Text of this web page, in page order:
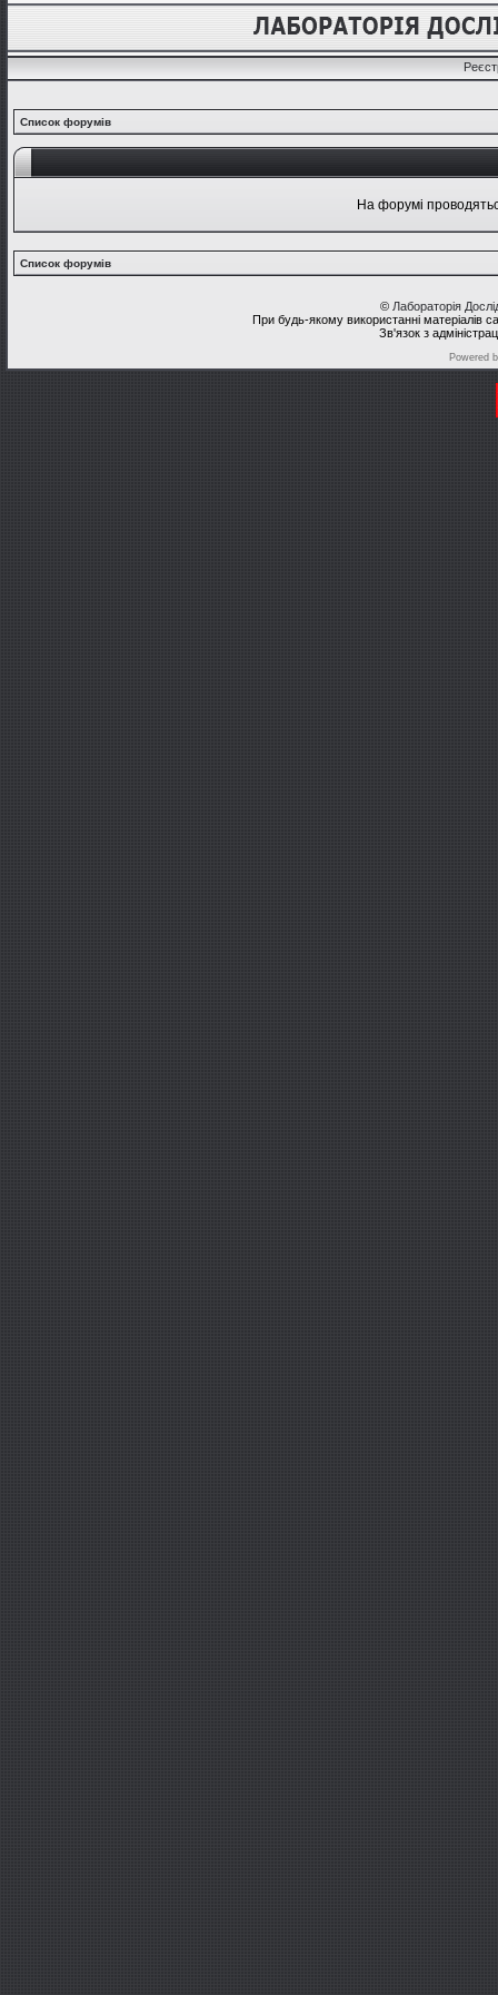
Список форумів
На форумі
Список форумів
© Лабораторія
При будь-якому використанні матеріалів
Зв'язок з
Powered